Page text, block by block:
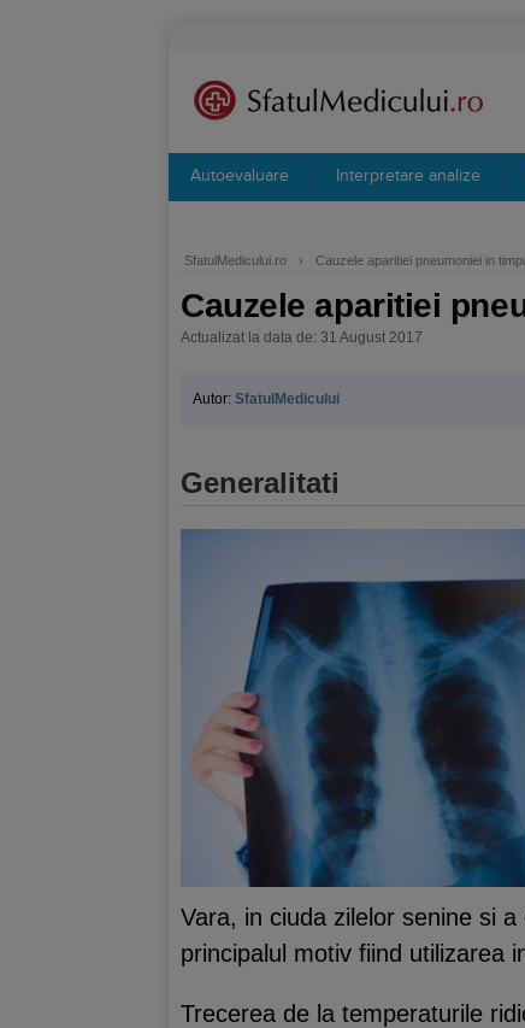
Autoevaluare Interpretare analize
SfatulMedicului.ro › Cauzele aparitiei pneumoniei in
Cauzele aparitiei
Actualizat la data de: 31 August 2017
Autor: SfatulMedicului
Generalitati
Vara, in ciuda zilelor senine si
principalul motiv fiind utilizarea
Trecerea de la temperaturile